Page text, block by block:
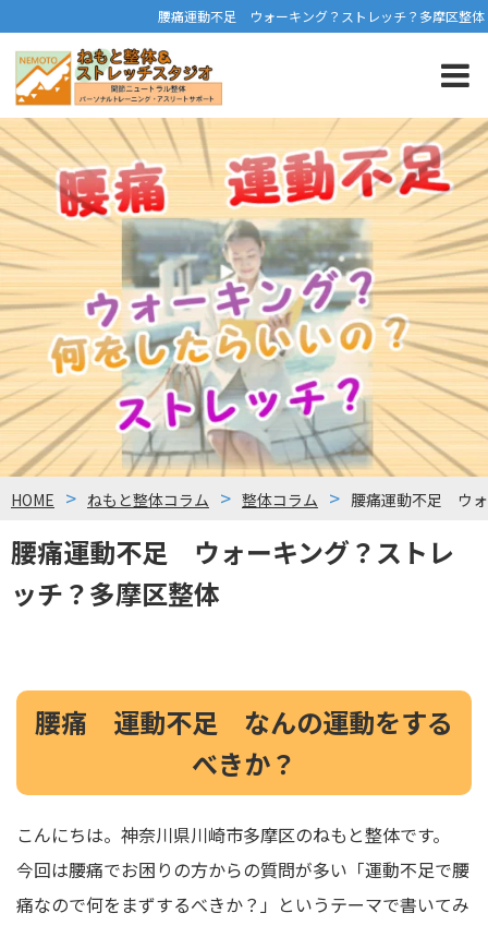
腰痛運動不足 ウォーキング？ストレッチ？多摩区整体
腰痛運動不足 ウォーキング？ストレ
ッチ？多摩区整体
HOME ねもと整体コラム 整体コラム 腰痛運動不足 ウォ
腰痛 運動不足 なんの運動をする
べきか？
こんにちは。 神奈川県川崎市多摩区のねもと整体です。
今回は腰痛でお困りの方からの質問が多い「運動不足で腰
痛なので何をまずするべきか？」というテーマで書いてみ